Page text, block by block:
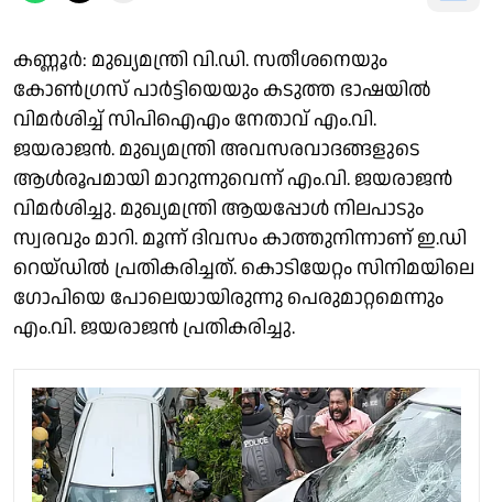
കണ്ണൂർ: മുഖ്യമന്ത്രി വി.ഡി. സതീശനെയും
കോൺഗ്രസ് പാർട്ടിയെയും കടുത്ത ഭാഷയിൽ
വിമർശിച്ച് സിപിഐഎം നേതാവ് എം.വി.
ജയരാജൻ. മുഖ്യമന്ത്രി അവസരവാദങ്ങളുടെ
ആൾരൂപമായി മാറുന്നുവെന്ന് എം.വി. ജയരാജൻ
വിമർശിച്ചു. മുഖ്യമന്ത്രി ആയപ്പോൾ നിലപാടും
സ്വരവും മാറി. മൂന്ന് ദിവസം കാത്തുനിന്നാണ് ഇ.ഡി
റെയ്ഡിൽ പ്രതികരിച്ചത്. കൊടിയേറ്റം സിനിമയിലെ
ഗോപിയെ പോലെയായിരുന്നു പെരുമാറ്റമെന്നും
എം.വി. ജയരാജൻ പ്രതികരിച്ചു.